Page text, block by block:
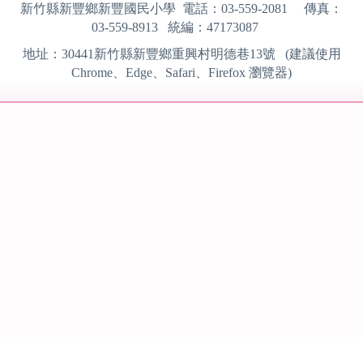
新竹縣新豐鄉新豐國民小學 電話： 03-559-2081
傳真：
03-559-8913 統編： 47173087
地址： 30441 新竹縣新豐鄉重興村明德巷13號 (建議使用
Chrome、Edge、Safari、Firefox 瀏覽器)